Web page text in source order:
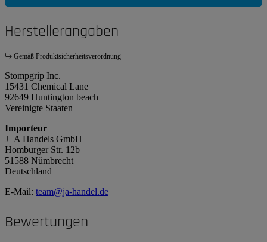
Herstellerangaben
Gemäß Produktsicherheitsverordnung
Stompgrip Inc.
15431 Chemical Lane
92649 Huntington beach
Vereinigte Staaten
Importeur
J+A Handels GmbH
Homburger Str. 12b
51588 Nümbrecht
Deutschland
E-Mail: team@ja-handel.de
Bewertungen